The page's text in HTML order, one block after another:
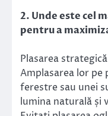
2. Unde este cel
pentru a
Plasarea
Amplasarea lor pe
ferestre sau unei
lumina naturală și